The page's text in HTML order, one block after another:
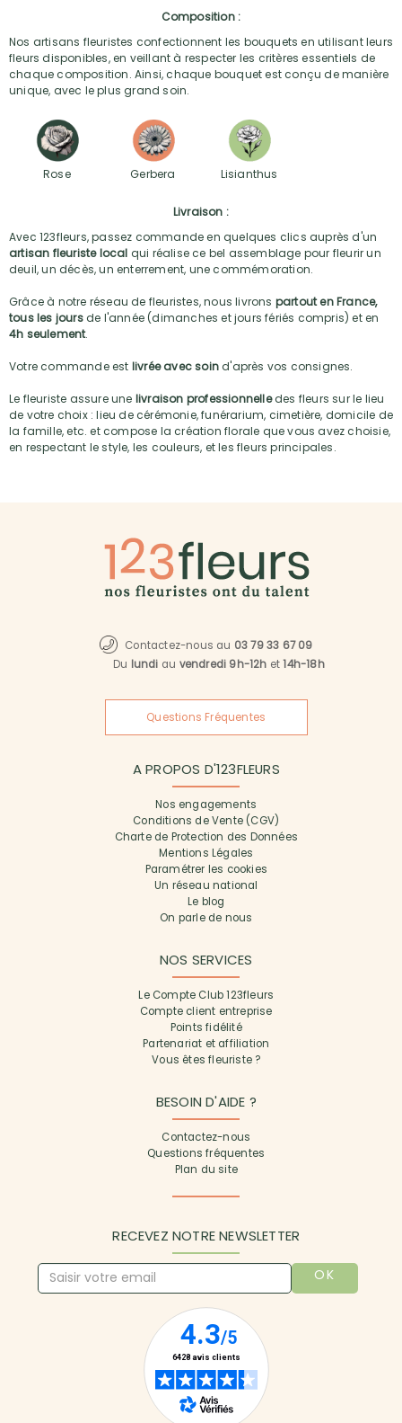
Composition :
Nos artisans fleuristes confectionnent les bouquets en utilisant leurs
fleurs disponibles, en veillant à respecter les critères essentiels de
chaque composition. Ainsi, chaque bouquet est conçu de manière
unique, avec le plus grand soin.
Rose Gerbera Lisianthus
Livraison :
Avec 123fleurs, passez commande en quelques clics auprès d'un
artisan fleuriste local qui réalise ce bel assemblage pour fleurir un
deuil, un décès, un enterrement, une commémoration.
Grâce à notre réseau de fleuristes, nous livrons partout en France,
tous les joursde l'année (dimanches et jours fériés compris) et en
4h seulement.
Votre commande est livrée avec soind'après vos consignes.
Le fleuriste assure une livraison professionnelledes fleurs sur le lieu
de votre choix : lieu de cérémonie, funérarium, cimetière, domicile de
la famille, etc. et compose la création florale que vous avez choisie,
en respectant le style, les couleurs, et les fleurs principales.
Contactez-nous au 03 79 33 67 09
Du lundi au vendredi 9h-12h et14h-18h
Questions Fréquentes
A PROPOS D'123FLEURS
Nos engagements
Conditions de Vente (CGV)
Charte de Protection des Données
Mentions Légales
Paramétrer les cookies
Un réseau national
Le blog
On parle de nous
NOS SERVICES
Le Compte Club 123fleurs
Compte client entreprise
Points fidélité
Partenariat et affiliation
Vous êtes fleuriste ?
BESOIN D'AIDE ?
Contactez-nous
Questions fréquentes
Plan du site
RECEVEZ NOTRE NEWSLETTER
OK